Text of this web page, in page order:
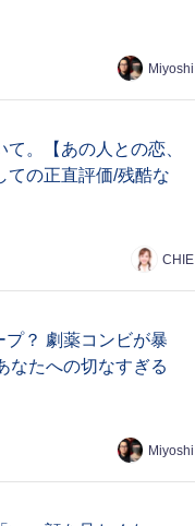
Miyoshi
。【あの人との恋、
ての正直評価/残酷な
CHIE
？ 劇薬コンビが暴
なたへの切なすぎる
Miyoshi